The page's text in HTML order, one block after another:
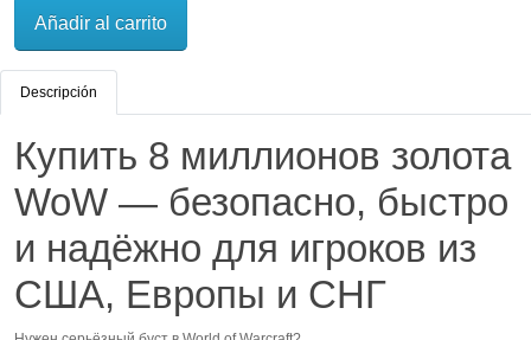
Añadir al carrito
Descripción
Купить 8 миллионов золота
WoW — безопасно, быстро
и надёжно для игроков из
США, Европы и СНГ